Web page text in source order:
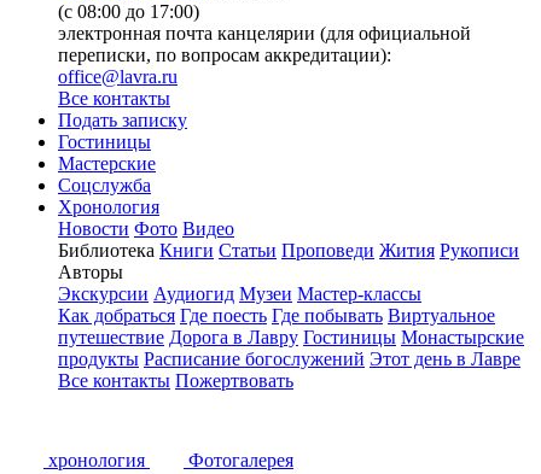
(с 08:00 до 17:00)
электронная почта канцелярии (для официальной
переписки, по вопросам аккредитации):
office@lavra.ru
Все контакты
Подать записку
Гостиницы
Мастерские
Соцслужба
Хронология
Новости Фото Видео
Библиотека Книги Статьи Проповеди Жития Рукописи
Авторы
Экскурсии Аудиогид Музеи Мастер-классы
Как добраться Где поесть Где побывать Виртуальное
путешествие Дорога в Лавру Гостиницы Монастырские
продукты Расписание богослужений Этот день в Лавре
Все контакты Пожертвовать
хронология Фотогалерея